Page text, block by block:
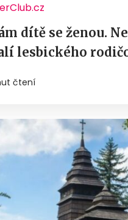
dítě se ženou.
lesbického
čtení